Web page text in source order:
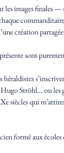
les images finales —
création
sont
héraldistes
Ströhl… ou les
siècles qui
formé aux